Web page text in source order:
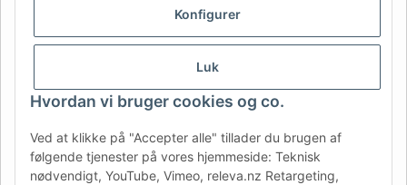
Konfigurer
Luk
Hvordan vi bruger cookies og co.
Ved at klikke på "Accepter alle" tillader du brugen af
følgende tjenester på vores hjemmeside: Teknisk
nødvendigt, YouTube, Vimeo, releva.nz Retargeting,
USA
RO HR
AFATEK Danmark| Din specialist i reservedele til trailere
Teknisk rådgivning: moc.ketafa@ofni| Moms-ID (DE):